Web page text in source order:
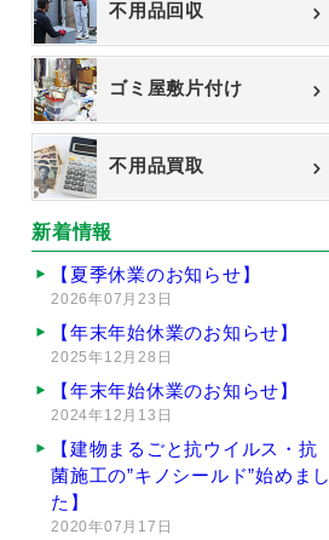
不用品回収
ゴミ屋敷片付け
不用品買取
新着情報
【夏季休業のお知らせ】
2026年07月23日
【年末年始休業のお知らせ】
2025年12月28日
【年末年始休業のお知らせ】
2024年12月13日
【建物まるごと抗ウイルス・抗
菌施工の”キノシールド”始めまし
た】
2020年07月17日